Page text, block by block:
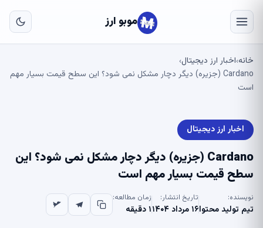
موبو ارز
خانه›اخبار ارز دیجیتال›
Cardano (جزیره) دیگر دچار مشکل نمی شود؟ این سطح قیمت بسیار مهم
است
اخبار ارز دیجیتال
Cardano (جزیره) دیگر دچار مشکل نمی شود؟ این
سطح قیمت بسیار مهم است
نویسنده:
تیم تولید محتوا
تاریخ انتشار:
۱۶ مرداد ۱۴۰۴
زمان مطالعه:
۱ دقیقه